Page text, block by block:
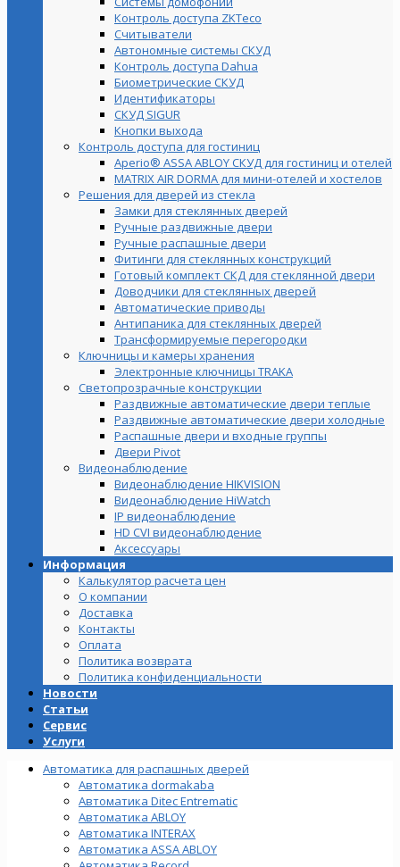
Контроль доступа ZKTeco
Считыватели
Автономные системы СКУД
Контроль доступа Dahua
Биометрические СКУД
Идентификаторы
СКУД SIGUR
Кнопки выхода
Контроль доступа для гостиниц
Aperio® ASSA ABLOY СКУД для гостиниц и отелей
MATRIX AIR DORMA для мини-отелей и хостелов
Решения для дверей из стекла
Замки для стеклянных дверей
Ручные раздвижные двери
Ручные распашные двери
Фитинги для стеклянных конструкций
Готовый комплект СКД для стеклянной двери
Доводчики для стеклянных дверей
Автоматические приводы
Антипаника для стеклянных дверей
Трансформируемые перегородки
Ключницы и камеры хранения
Электронные ключницы TRAKA
Светопрозрачные конструкции
Раздвижные автоматические двери теплые
Раздвижные автоматические двери холодные
Распашные двери и входные группы
Двери Pivot
Видеонаблюдение
Видеонаблюдение HIKVISION
Видеонаблюдение HiWatch
IP видеонаблюдение
HD CVI видеонаблюдение
Аксессуары
Информация
Калькулятор расчета цен
О компании
Доставка
Контакты
Оплата
Политика возврата
Политика конфиденциальности
Новости
Статьи
Сервис
Услуги
Автоматика для распашных дверей
Автоматика dormakaba
Автоматика Ditec Entrematic
Автоматика ABLOY
Автоматика INTERAX
Автоматика ASSA ABLOY